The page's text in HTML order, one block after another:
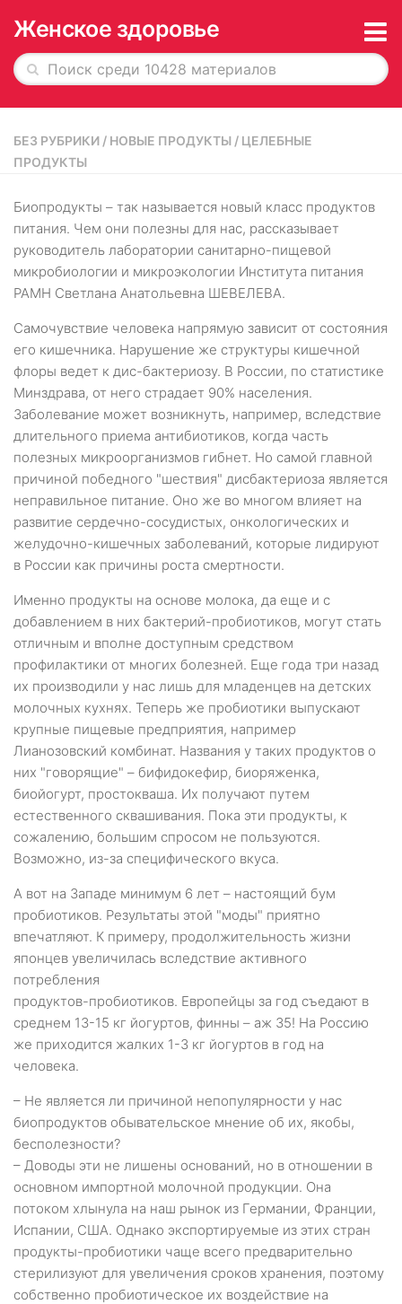
Женское здоровье
История в обложках
Редакция
Рекламодателям
Подписка
Архив
БЕЗ РУБРИКИ / НОВЫЕ ПРОДУКТЫ / ЦЕЛЕБНЫЕ
ПРОДУКТЫ
Биопродукты – так называется новый класс продуктов
питания. Чем они полезны для нас, рассказывает
руководитель лаборатории санитарно-пищевой
микробиологии и микроэкологии Института питания
РАМН Светлана Анатольевна ШЕВЕЛЕВА.
Самочувствие человека напрямую зависит от состояния
его кишечника. Нарушение же структуры кишечной
флоры ведет к дис-бактериозу. В России, по статистике
Минздрава, от него страдает 90% населения.
Заболевание может возникнуть, например, вследствие
длительного приема антибиотиков, когда часть
полезных микроорганизмов гибнет. Но самой главной
причиной победного "шествия" дисбактериоза является
неправильное питание. Оно же во многом влияет на
развитие сердечно-сосудистых, онкологических и
желудочно-кишечных заболеваний, которые лидируют
в России как причины роста смертности.
Именно продукты на основе молока, да еще и с
добавлением в них бактерий-пробиотиков, могут стать
отличным и вполне доступным средством
профилактики от многих болезней. Еще года три назад
их производили у нас лишь для младенцев на детских
молочных кухнях. Теперь же пробиотики выпускают
крупные пищевые предприятия, например
Лианозовский комбинат. Названия у таких продуктов о
них "говорящие" – бифидокефир, биоряженка,
биойогурт, простокваша. Их получают путем
естественного сквашивания. Пока эти продукты, к
сожалению, большим спросом не пользуются.
Возможно, из-за специфического вкуса.
А вот на Западе минимум 6 лет – настоящий бум
пробиотиков. Результаты этой "моды" приятно
впечатляют. К примеру, продолжительность жизни
японцев увеличилась вследствие активного
потребления
продуктов-пробиотиков. Европейцы за год съедают в
среднем 13-15 кг йогуртов, финны – аж 35! На Россию
же приходится жалких 1-3 кг йогуртов в год на
человека.
– Не является ли причиной непопулярности у нас
биопродуктов обывательское мнение об их, якобы,
бесполезности?
– Доводы эти не лишены оснований, но в отношении в
основном импортной молочной продукции. Она
потоком хлынула на наш рынок из Германии, Франции,
Испании, США. Однако экспортируемые из этих стран
продукты-пробиотики чаще всего предварительно
стерилизуют для увеличения сроков хранения, поэтому
собственно пробиотическое их воздействие на